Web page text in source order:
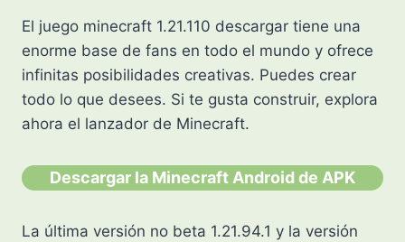
El juego minecraft 1.21.110 descargar tiene una
enorme base de fans en todo el mundo y ofrece
infinitas posibilidades creativas. Puedes crear
todo lo que desees. Si te gusta construir, explora
ahora el lanzador de Minecraft.
Descargar la Minecraft Android de APK
La última versión no beta 1.21.94.1 y la versión